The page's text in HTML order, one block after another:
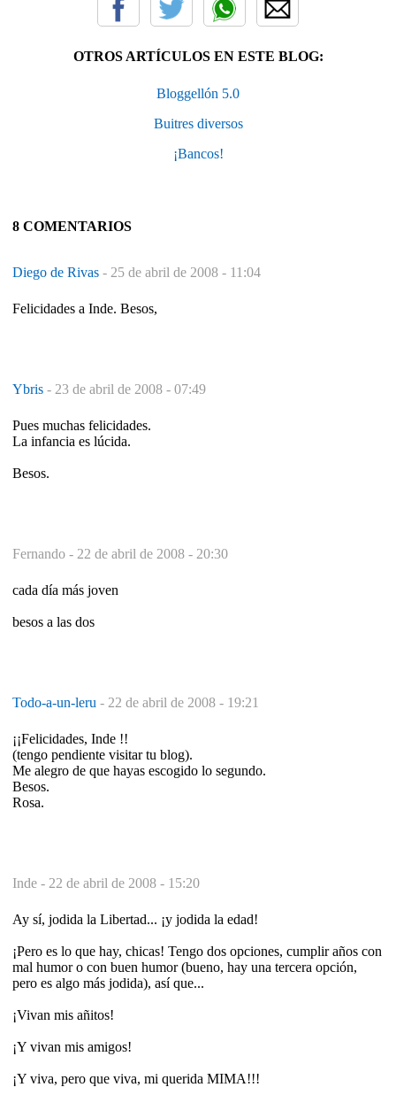
OTROS ARTÍCULOS EN ESTE BLOG:
Bloggellón 5.0
Buitres diversos
¡Bancos!
8 COMENTARIOS
Diego de Rivas - 25 de abril de 2008 - 11:04
Felicidades a Inde. Besos,
Ybris - 23 de abril de 2008 - 07:49
Pues muchas felicidades.
La infancia es lúcida.
Besos.
Fernando - 22 de abril de 2008 - 20:30
cada día más joven
besos a las dos
Todo-a-un-leru - 22 de abril de 2008 - 19:21
¡¡Felicidades, Inde !!
(tengo pendiente visitar tu blog).
Me alegro de que hayas escogido lo segundo.
Besos.
Rosa.
Inde - 22 de abril de 2008 - 15:20
Ay sí, jodida la Libertad... ¡y jodida la edad!
¡Pero es lo que hay, chicas! Tengo dos opciones, cumplir años con
mal humor o con buen humor (bueno, hay una tercera opción,
pero es algo más jodida), así que...
¡Vivan mis añitos!
¡Y vivan mis amigos!
¡Y viva, pero que viva, mi querida MIMA!!!